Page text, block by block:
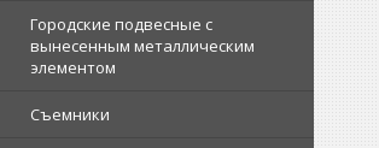
Городские подвесные с
вынесенным металлическим
элементом
Съемники